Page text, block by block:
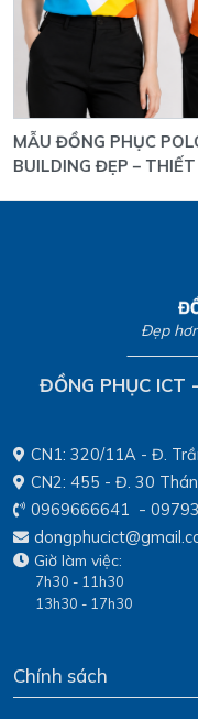
MẪU ĐỒNG PHỤC
BUILDING ĐẸP –
Đẹp
ĐỒNG PHỤC ICT
CN1: 320/11A - Đ.
CN2: 455 - Đ. 30
0969666641 -
Giờ làm việc:
7h30 - 11h30
13h30 - 17h30
Chính sách